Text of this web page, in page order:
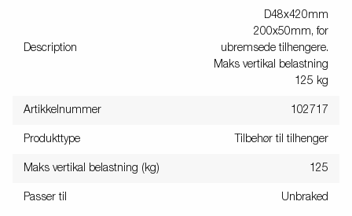
Description
D48x420mm
200x50mm, for
ubremsede tilhengere.
Maks vertikal belastning
125 kg
Artikkelnummer 102717
Produkttype Tilbehør til tilhenger
Maks vertikal belastning (kg) 125
Passer til Unbraked